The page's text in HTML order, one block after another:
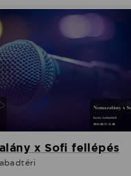
x Sofi fellépés